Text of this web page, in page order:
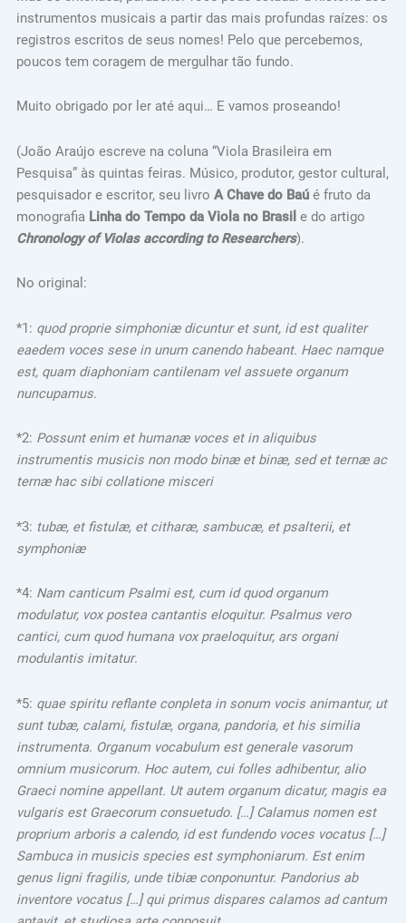
instrumentos musicais a partir das mais profundas raízes: os
registros escritos de seus nomes! Pelo que percebemos,
poucos tem coragem de mergulhar tão fundo.
Muito obrigado por ler até aqui… E vamos proseando!
(João Araújo escreve na coluna “Viola Brasileira em
Pesquisa” às quintas feiras. Músico, produtor, gestor cultural,
pesquisador e escritor, seu livro A Chave do Baúé fruto da
monografia Linha do Tempo da Viola no Brasil e do artigo
Chronology of Violas according to Researchers).
No original:
*1: quod proprie simphoniæ dicuntur et sunt, id est qualiter
eaedem voces sese in unum canendo habeant. Haec namque
est, quam diaphoniam cantilenam vel assuete organum
nuncupamus.
*2: Possunt enim et humanæ voces et in aliquibus
instrumentis musicis non modo binæ et binæ, sed et ternæ ac
ternæ hac sibi collatione misceri
*3: tubæ, et fistulæ, et citharæ, sambucæ, et psalterii, et
symphoniæ
*4: Nam canticum Psalmi est, cum id quod organum
modulatur, vox postea cantantis eloquitur. Psalmus vero
cantici, cum quod humana vox praeloquitur, ars organi
modulantis imitatur.
*5: quae spiritu reflante conpleta in sonum vocis animantur, ut
sunt tubæ, calami, fistulæ, organa, pandoria, et his similia
instrumenta. Organum vocabulum est generale vasorum
omnium musicorum. Hoc autem, cui folles adhibentur, alio
Graeci nomine appellant. Ut autem organum dicatur, magis ea
vulgaris est Graecorum consuetudo. […] Calamus nomen est
proprium arboris a calendo, id est fundendo voces vocatus […]
Sambuca in musicis species est symphoniarum. Est enim
genus ligni fragilis, unde tibiæ conponuntur. Pandorius ab
inventore vocatus […] qui primus dispares calamos ad cantum